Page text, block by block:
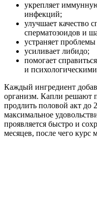
укрепляет
инфекций;
улучшает качество
сперматозоидов и
устраняет
усиливает либидо;
помогает
и
Каждый ингредиент
организм. Капли решают
продлить половой акт до
максимальное
проявляется быстро и
месяцев, после чего курс